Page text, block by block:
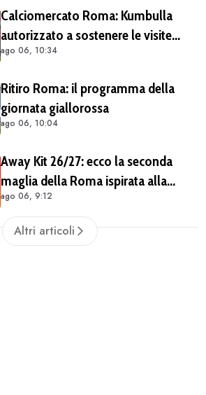
Calciomercato Roma: Kumbulla
autorizzato a sostenere le visite
mediche col Rayo
ago 06, 10:34
Ritiro Roma: il programma della
giornata giallorossa
ago 06, 10:04
Away Kit 26/27: ecco la seconda
maglia della Roma ispirata alla
Pietas. C'è lo stemma del 1938
(COMUNICATO & FOTO)
ago 06, 9:12
Altri articoli